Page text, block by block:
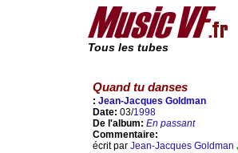
Tous les tubes
Quand tu danses
: Jean-Jacques Goldman
Date: 03/1998
De l'album: En passant
Commentaire:
écrit par Jean-Jacques Goldman